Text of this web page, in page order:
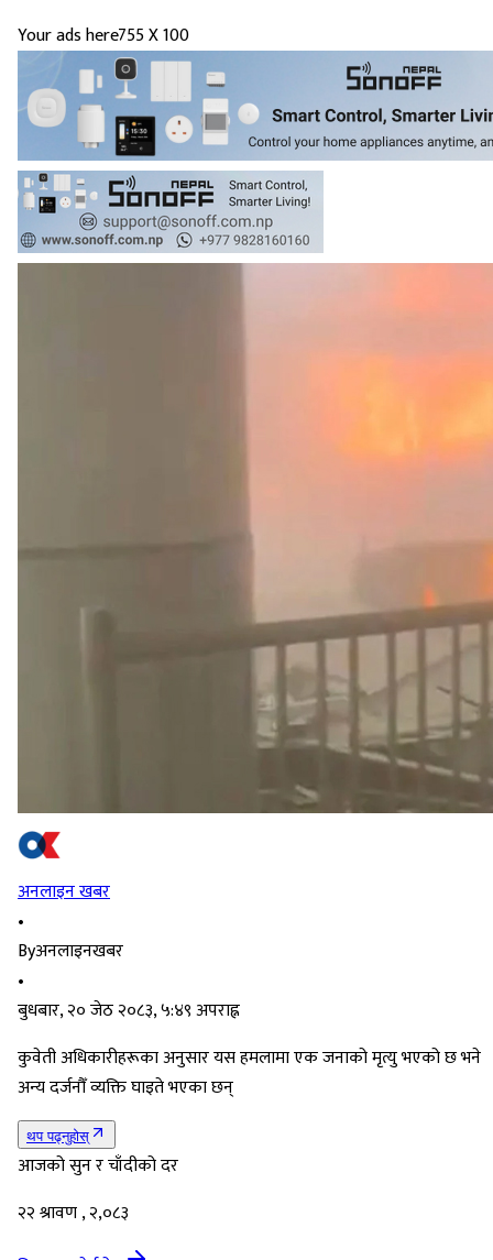
Your ads here755 X 100
अनलाइन खबर
•
Byअनलाइनखबर
•
बुधबार, २० जेठ २०८३, ५:४९ अपराह्न
कुवेती अधिकारीहरूका अनुसार यस हमलामा एक जनाको मृत्यु भएको छ भने
अन्य दर्जनौँ व्यक्ति घाइते भएका छन्
थप पढ्नुहोस्
आजको सुन र चाँदीको दर
२२ श्रावण , २,०८३